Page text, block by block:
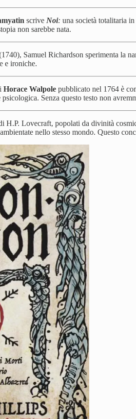
scrive Noi: una società totalitaria
non sarebbe nata.
Samuel Richardson sperimenta la
e ironiche.
Horace Walpole pubblicato nel 1764 è
Senza questo testo non
H.P. Lovecraft, popolati da divinità
nello stesso mondo. Questo